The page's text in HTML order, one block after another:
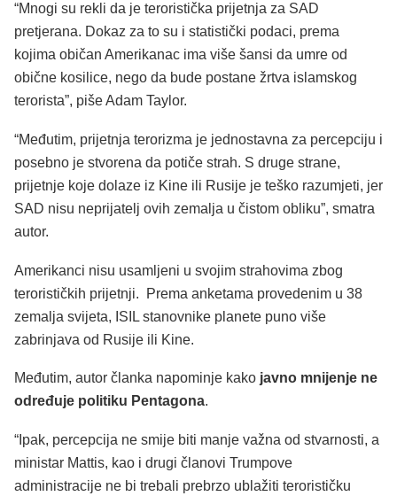
“Mnogi su rekli da je teroristička prijetnja za SAD
pretjerana. Dokaz za to su i statistički podaci, prema
kojima običan Amerikanac ima više šansi da umre od
obične kosilice, nego da bude postane žrtva islamskog
terorista”, piše Adam Taylor.
“Međutim, prijetnja terorizma je jednostavna za percepciju i
posebno je stvorena da potiče strah. S druge strane,
prijetnje koje dolaze iz Kine ili Rusije je teško razumjeti, jer
SAD nisu neprijatelj ovih zemalja u čistom obliku”, smatra
autor.
Amerikanci nisu usamljeni u svojim strahovima zbog
terorističkih prijetnji. Prema anketama provedenim u 38
zemalja svijeta, ISIL stanovnike planete puno više
zabrinjava od Rusije ili Kine.
Međutim, autor članka napominje kako javno mnijenje ne
određuje politiku Pentagona.
“Ipak, percepcija ne smije biti manje važna od stvarnosti, a
ministar Mattis, kao i drugi članovi Trumpove
administracije ne bi trebali prebrzo ublažiti terorističku